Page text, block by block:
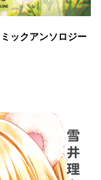
ックアンソロジー